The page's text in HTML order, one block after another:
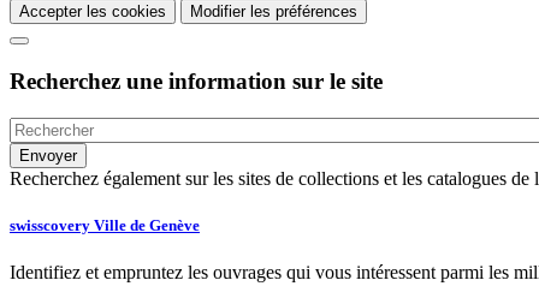
Accepter les cookies Modifier les préférences
Recherchez une information sur le site
Recherchez également sur les sites de collections et les catalogues
swisscovery Ville de Genève
Identifiez et empruntez les ouvrages qui vous intéressent parmi les